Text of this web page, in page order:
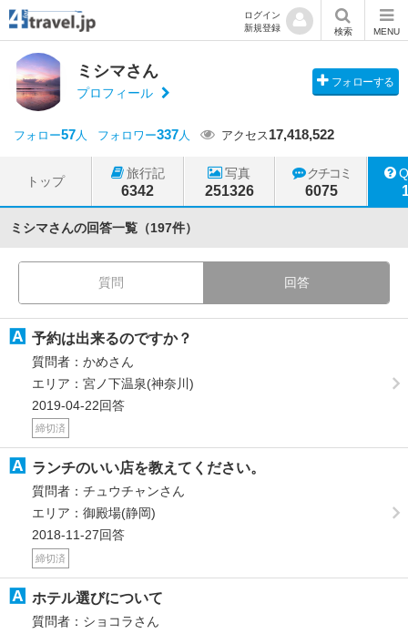
ログイン
新規登録
検索 MENU
ミシマさん
プロフィール
フォローする
フォロー57人 フォロワー337人 アクセス17,418,522
トップ
旅行記
6342
写真
251326
クチコミ
6075
ミシマさんの回答一覧（197件）
質問 回答
予約は出来るのですか？
質問者：かめさん
エリア：宮ノ下温泉(神奈川)
2019-04-22回答
締切済
ランチのいい店を教えてください。
質問者：チュウチャンさん
エリア：御殿場(静岡)
2018-11-27回答
締切済
ホテル選びについて
質問者：ショコラさん